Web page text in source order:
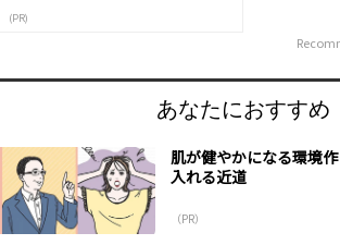
(PR)
あなたにおすすめ
肌が健やかになる環境
入れる近道
（PR）